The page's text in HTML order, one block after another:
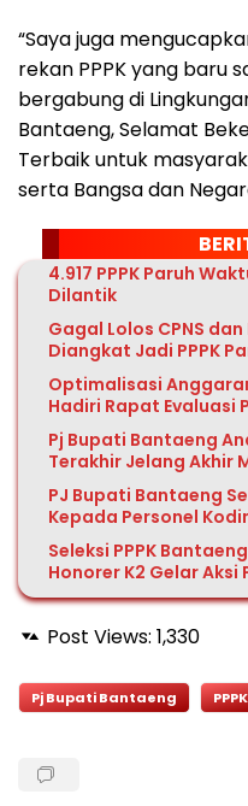
“Saya juga
rekan PPPK yang baru
bergabung di
Bantaeng, Selamat
Terbaik untuk
serta Bangsa dan
4.917 PPPK Paruh
Dilantik
Gagal Lolos CPNS
Diangkat Jadi PPPK
Optimalisasi
Hadiri Rapat Evaluasi
Pj Bupati Bantaeng
Terakhir Jelang Akhir
PJ Bupati Bantaeng
Kepada Personel
Seleksi PPPK
Honorer K2 Gelar Aksi
Post Views: 1,330
Pj Bupati Bantaeng PPPK